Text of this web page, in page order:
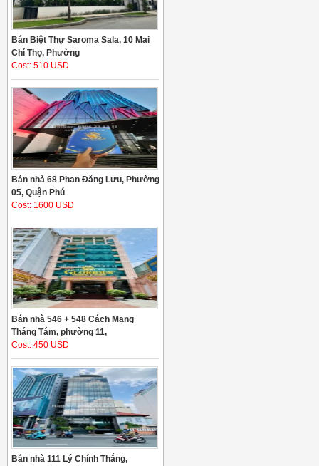
Bán Biệt Thự Saroma Sala, 10 Mai
Chí Thọ, Phường
Cost: 510 USD
Bán nhà 68 Phan Đăng Lưu, Phường
05, Quận Phú
Cost: 1600 USD
Bán nhà 546 + 548 Cách Mạng
Tháng Tám, phường 11,
Cost: 450 USD
Bán nhà 111 Lý Chính Thắng,